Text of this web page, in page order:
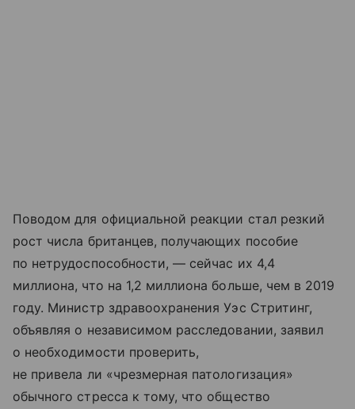
Поводом для официальной реакции стал резкий
рост числа британцев, получающих пособие
по нетрудоспособности, — сейчас их 4,4
миллиона, что на 1,2 миллиона больше, чем в 2019
году. Министр здравоохранения Уэс Стритинг,
объявляя о независимом расследовании, заявил
о необходимости проверить,
не привела ли «чрезмерная патологизация»
обычного стресса к тому, что общество